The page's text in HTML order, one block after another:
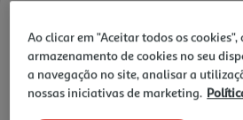
7.99 €/un
Ao clicar em "Aceitar todos os cookies",
armazenamento de cookies no seu
a navegação no site, analisar a
nossas iniciativas de marketing.